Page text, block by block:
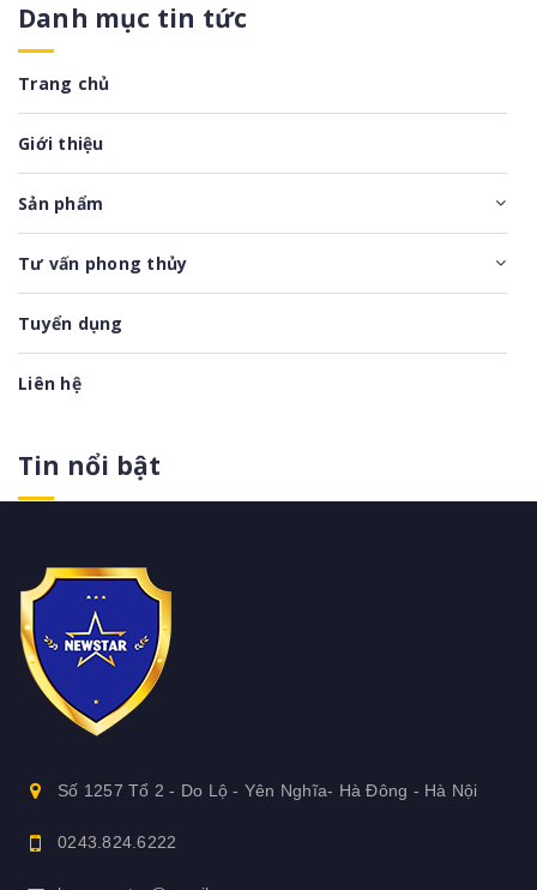
Danh mục tin tức
Trang chủ
Giới thiệu
Sản phẩm
Tư vấn phong thủy
Tuyển dụng
Liên hệ
Tin nổi bật
Số 1257 Tổ 2 - Do Lộ - Yên Nghĩa- Hà Đông - Hà Nội
0243.824.6222